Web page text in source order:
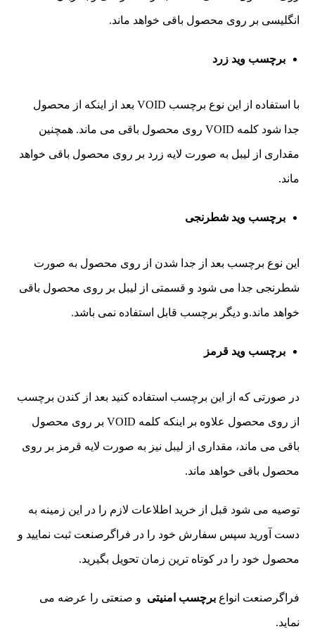
انگلیسی بر روی محصول باقی خواهد ماند.
برچسب وید زرد
با استفاده از این نوع برچسب VOID بعد از اینکه از محصول
جدا شود کلمه VOID روی محصول باقی می ماند. همچنین
مقداری از لیبل به صورت لایه زرد بر روی محصول باقی خواهد
ماند.
برچسب وید شطرنجی
این نوع برچسب بعد از جدا شدن از روی محصول به صورت
شطرنجی جدا می شود و قسمتی از لیبل بر روی محصول باقی
خواهد ماند.و دیگر برچسب قابل استفاده نمی باشد.
برچسب وید قرمز
در صورتی که از این برچسب استفاده کنید بعد از کندن برچسب
از روی محصول علاوه بر اینکه کلمه VOID بر روی محصول
باقی می ماند، مقداری از لیبل نیز به صورت لایه قرمز بر روی
محصول باقی خواهد ماند.
توصیه می شود قبل از خرید اطلاعات لازم را در این زمینه به
دست آورید سپس سفارش خود را در فراگرصنعت ثبت نمایید و
محصول خود را در کوتاه ترین زمان تحویل بگیرید.
فراگرصنعت انواعبرچسب امنیتی و صنعتی را عرضه می
نماید.